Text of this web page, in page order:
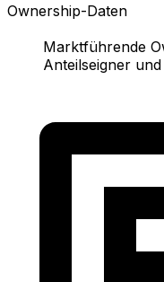
Ownership-Daten
Marktführende
Anteilseigner